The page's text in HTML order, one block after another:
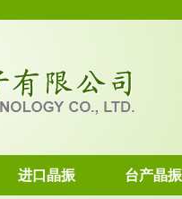
进口晶振 台产晶振